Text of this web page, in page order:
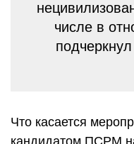
числе в
Что касается
кандидатом ПСРМ